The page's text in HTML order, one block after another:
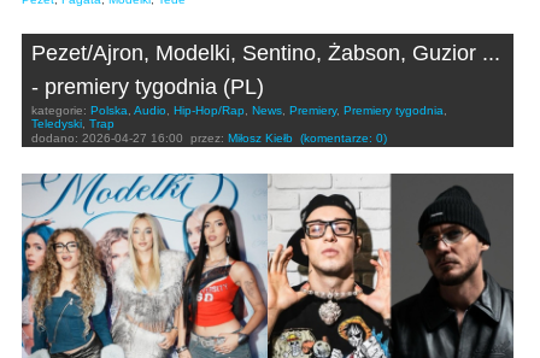
Pezet/Ajron, Modelki, Sentino, Żabson, Guzior ...
- premiery tygodnia (PL)
kategorie: Polska, Audio, Hip-Hop/Rap, News, Premiery, Premiery tygodnia,
Teledyski, Trap
dodano: 2026-04-27 16:00 przez: Miłosz Kiełb (komentarze: 0)